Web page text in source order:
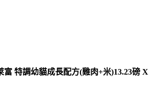
富 特調幼貓成長配方(雞肉+米)13.23磅 X